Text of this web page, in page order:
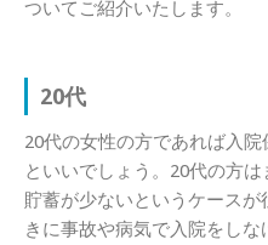
ついてご紹介いたします。
20代
20代の女性の方であれば入
といいでしょう。20代の方は
貯蓄が少ないというケース
きに事故や病気で入院をし